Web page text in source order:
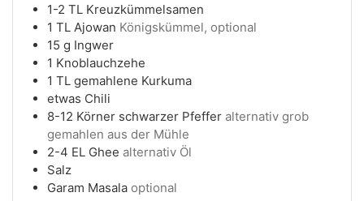
1-2 TL Kreuzkümmelsamen
1 TL Ajowan Königskümmel, optional
15 g Ingwer
1 Knoblauchzehe
1 TL gemahlene Kurkuma
etwas Chili
8-12 Körner schwarzer Pfeffer alternativ grob
gemahlen aus der Mühle
2-4 EL Ghee alternativ Öl
Salz
Garam Masala optional